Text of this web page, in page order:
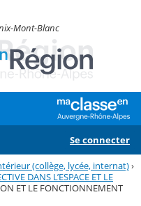
Mont-Blanc
Se connecter
(collège, lycée, internat)›
DANS L’ESPACE ET LE
ET LE FONCTIONNEMENT